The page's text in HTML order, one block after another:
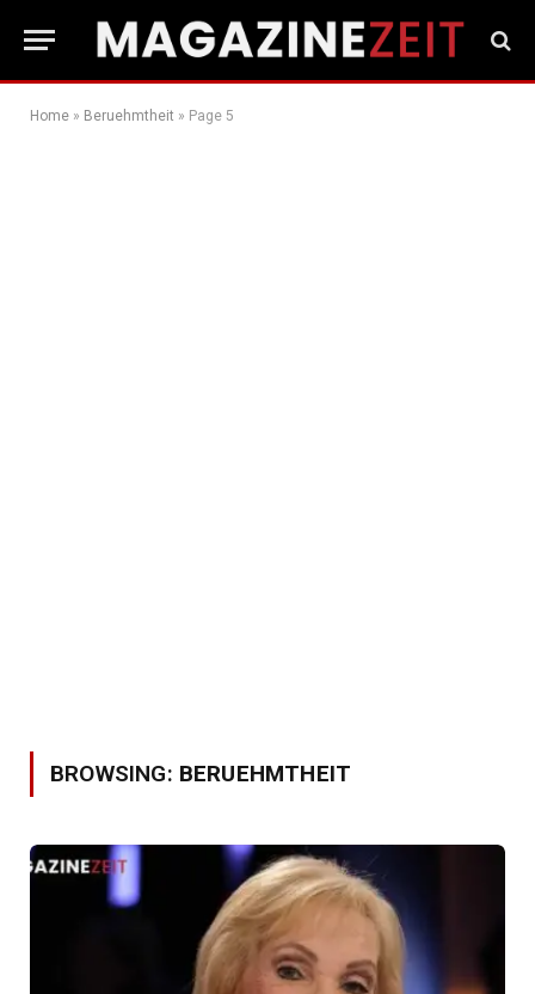
Home » Beruehmtheit » Page 5
BROWSING: BERUEHMTHEIT